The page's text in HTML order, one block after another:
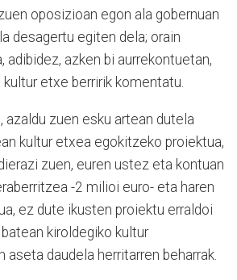
oposizioan egon ala gobernuan
desagertu egiten dela; orain
adibidez, azken bi aurrekontuetan,
etxe berririk komentatu.
azaldu zuen esku artean dutela
kultur etxea egokitzeko proiektua,
zuen, euren ustez eta kontuan
-2 milioi euro- eta haren
ez dute ikusten proiektu erraldoi
kiroldegiko kultur
aseta daudela herritarren beharrak.